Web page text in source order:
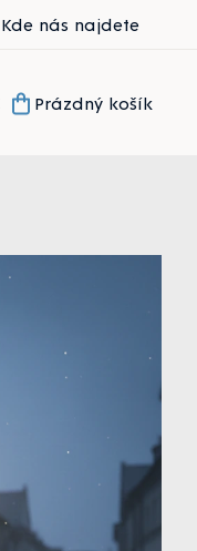
Kde nás najdete
Nákupní
Prázdný košík